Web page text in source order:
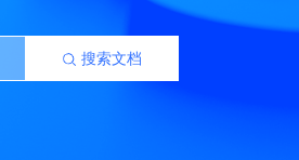
搜索文档